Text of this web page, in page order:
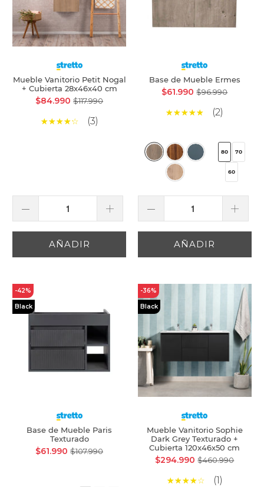
Mueble Vanitorio Petit Nogal
+ Cubierta 28x46x40 cm
$84.990$117.990
(3)
AÑADIR
Base de Mueble Ermes
$61.990$96.990
(2)
80 70
60
AÑADIR
-42%
Black
Base de Mueble Paris
Texturado
$61.990$107.990
-36%
Black
Mueble Vanitorio Sophie
Dark Grey Texturado +
Cubierta 120x46x50 cm
$294.990$460.990
(1)